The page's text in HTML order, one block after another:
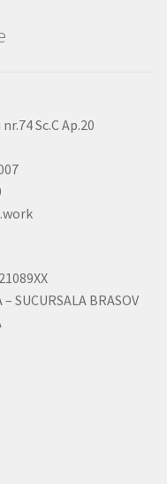
Sc.C Ap.20
SUCURSALA BRASOV